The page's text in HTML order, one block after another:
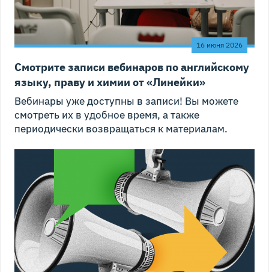
16 июня 2026
Смотрите записи вебинаров по английскому
языку, праву и химии от «Линейки»
Вебинары уже доступны в записи! Вы можете
смотреть их в удобное время, а также
периодически возвращаться к материалам.